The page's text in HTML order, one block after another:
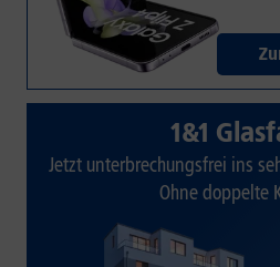
1&1
Jetzt unterbrechungsfrei ins
Ohne doppelte